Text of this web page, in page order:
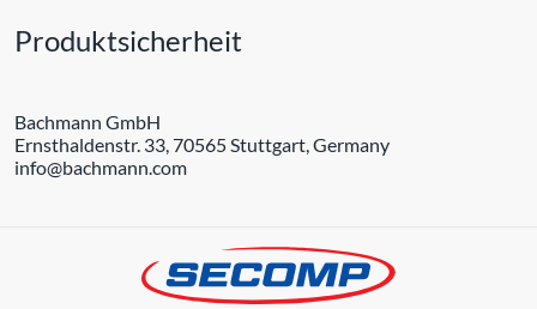
Produktsicherheit
Bachmann GmbH
Ernsthaldenstr. 33, 70565 Stuttgart, Germany
info@bachmann.com